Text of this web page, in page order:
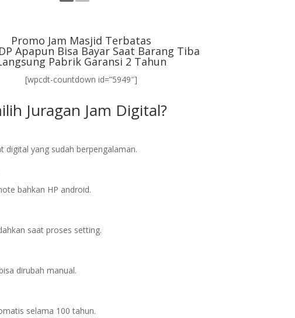
Promo Jam Masjid Terbatas
Apapun Bisa Bayar Saat Barang Tiba
Pabrik Garansi 2 Tahun
[wpcdt-countdown id=”5949″]
Juragan Jam Digital?
yang sudah berpengalaman.
bahkan HP android.
saat proses setting.
dirubah manual.
selama 100 tahun.